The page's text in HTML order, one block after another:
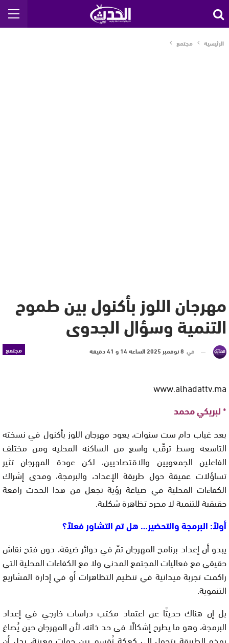
الرئيسية مجتمع
مهرجان اللوز بأكنول بين طموح
التنمية وسؤال الجدوى
مجتمع في 8 نوفمبر 2025 الساعة 14 و 41 دقيقة
www.alhadattv.ma
* لبريكي محمد
بعد غياب دام ست سنوات، يعود مهرجان اللوز بأكنول في نسخته
التاسعة وسط ترقّب واسع من الساكنة المحلية ومن مختلف
الفاعلين الجمعويين والاقتصاديين، لكن عودة المهرجان تثير
تساؤلات عميقة حول طريقة الإعداد، والبرمجة، ومدى إشراك
الكفاءات المحلية في صياغة رؤية تجعل من هذا الحدث رافعة
حقيقية للتنمية لا مجرد تظاهرة شكلية.
أولاً: البرمجة والتحضير… هل تم التشاور فعلاً؟
يبدو أن إعداد برنامج المهرجان تمّ في دوائر ضيقة، دون فتح نقاش
حقيقي مع فعاليات المجتمع المدني ولا مع الكفاءات المحلية التي
راكمت تجربة ميدانية في تنظيم التظاهرات أو في إدارة المشاريع
التنموية.
بل إن هناك حديثًا عن اعتماد مكتب دراسات خارجي في إعداد
البرمجة، وهو ما يطرح إشكالًا في حد ذاته، لأن المهرجان حين يُصاغ
بهذه الطريقة يتحول إلى كعكة تُقسم بين جهات معينة، بدل أن